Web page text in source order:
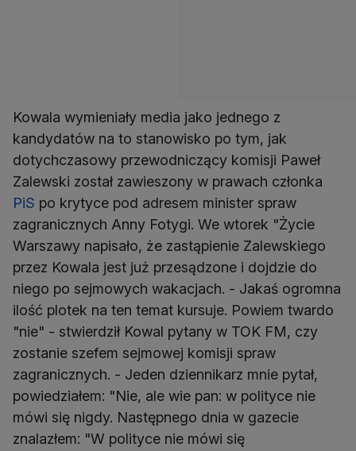
Kowala wymieniały media jako jednego z
kandydatów na to stanowisko po tym, jak
dotychczasowy przewodniczący komisji Paweł
Zalewski został zawieszony w prawach członka
PiS po krytyce pod adresem minister spraw
zagranicznych Anny Fotygi. We wtorek "Życie
Warszawy napisało, że zastąpienie Zalewskiego
przez Kowala jest już przesądzone i dojdzie do
niego po sejmowych wakacjach. - Jakaś ogromna
ilość plotek na ten temat kursuje. Powiem twardo
"nie" - stwierdził Kowal pytany w TOK FM, czy
zostanie szefem sejmowej komisji spraw
zagranicznych. - Jeden dziennikarz mnie pytał,
powiedziałem: "Nie, ale wie pan: w polityce nie
mówi się nigdy. Następnego dnia w gazecie
znalazłem: "W polityce nie mówi się